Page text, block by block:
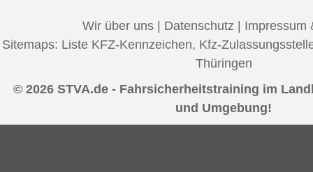
Wir über uns | Datenschutz | Impressum
Sitemaps: Liste KFZ-Kennzeichen, Kfz-
Thüringen
© 2026 STVA.de - Fahrsicherheitstraining im
und Umgebung!